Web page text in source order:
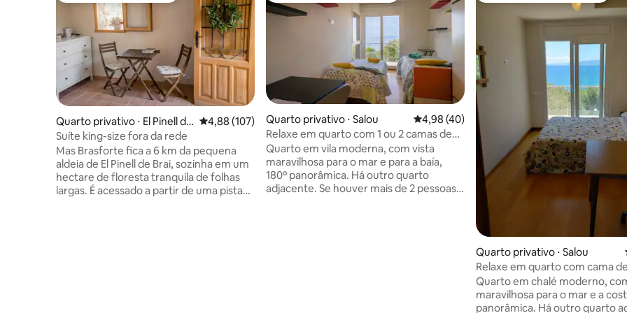
Quarto privativo ⋅ El Pinell de
Brai
4,88 de uma avaliação média de 5, 107 avaliações
4,88 (107)
Suíte king-size fora da rede
Mas Brasforte fica a 6 km da pequena
aldeia de El Pinell de Brai, sozinha em um
hectare de floresta tranquila de folhas
largas. É acessado a partir de uma pista
Quarto privativo ⋅ Salou 4,98 de uma avaliação média de 5, 40
4,98 (40)
Relaxe em quarto com 1 ou 2 camas de
frente para o mar. Único B&B
Quarto em vila moderna, com vista
maravilhosa para o mar e para a baía,
180º panorâmica. Há outro quarto
adjacente. Se houver mais de 2 pessoas,
Quarto privativo ⋅ Salou
Relaxe em quarto com cama
frente ao mar. Único B&B
Quarto em chalé moderno,
maravilhosa para o mar e a
panorâmica. Há outro quarto